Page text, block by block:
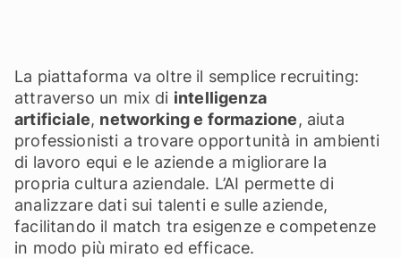
La piattaforma va oltre il semplice recruiting:
attraverso un mix di intelligenza
artificiale, networking e formazione, aiuta
professionisti a trovare opportunità in ambienti
di lavoro equi e le aziende a migliorare la
propria cultura aziendale. L’AI permette di
analizzare dati sui talenti e sulle aziende,
facilitando il match tra esigenze e competenze
in modo più mirato ed efficace.